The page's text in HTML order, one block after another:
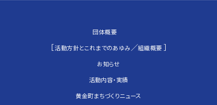
団体概要
［活動方針とこれまでのあゆみ ／組織概要 ］
お知らせ
活動内容・実績
黄金町まちづくりニュース